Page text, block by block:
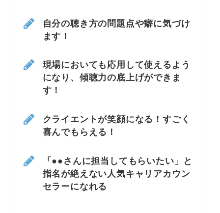
自分の聴き方の問題点や癖に気づけ
ます！
現場においても応用して使えるよう
になり、傾聴力の底上げができま
す！
クライエントが笑顔になる！すごく
喜んでもらえる！
「●●さんに担当してもらいたい」と
指名が絶えない人気キャリアカウン
セラーになれる